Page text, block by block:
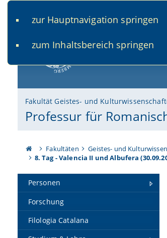
zur Hauptnavigation springen
zum Inhaltsbereich springen
Fakultät Geistes- und
Professur für
Fakultäten Geistes- und
8. Tag - Valencia II und Albufera
Personen
Forschung
Filologia Catalana